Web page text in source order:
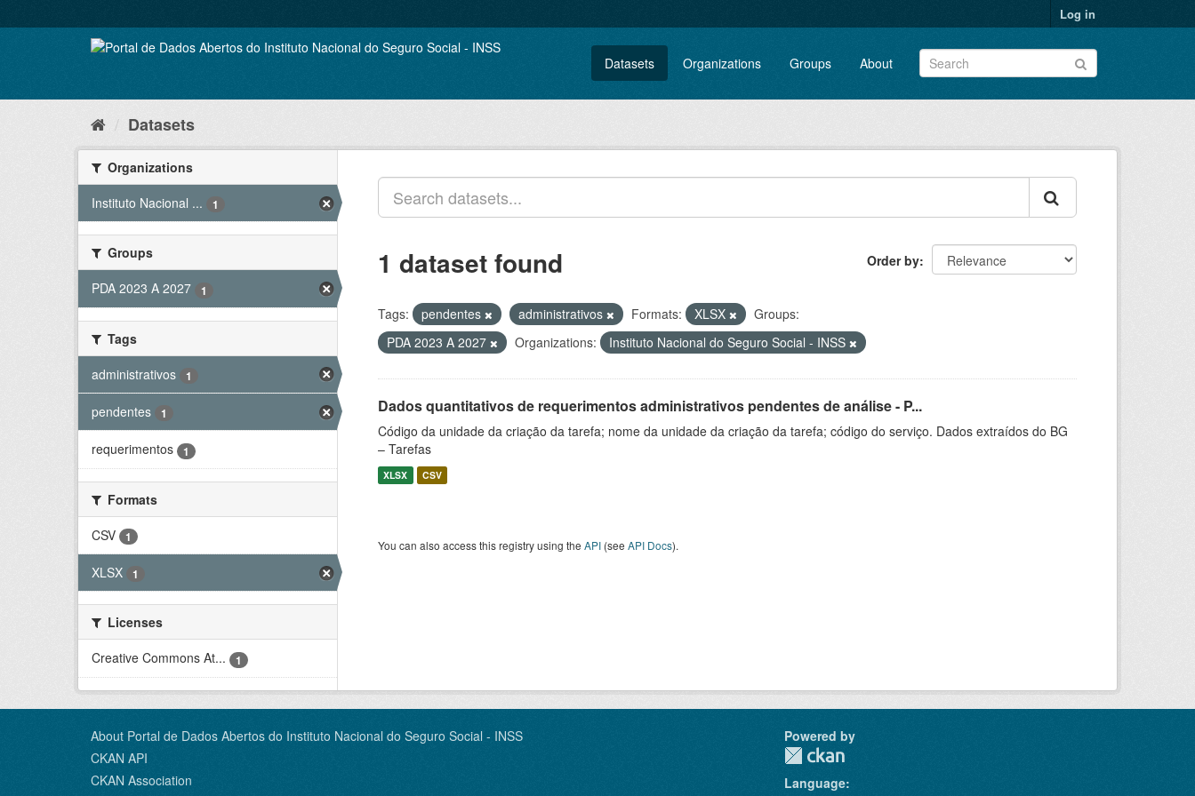
to
Log in
Datasets Organizations Groups About
Datasets
Organizations
Instituto Nacional ...
1
Groups
PDA 2023 A 2027
1
Tags
administrativos
1
pendentes 1
requerimentos 1
Formats
CSV
1
XLSX 1
Licenses
Creative Commons At...
1
Order by
1 dataset found
Tags: pendentes administrativos Formats: XLSX
Groups:
PDA 2023 A 2027
Organizations: Instituto Nacional do Seguro Social - INSS
Dados quantitativos de requerimentos administrativos pendentes de análise - P...
Código da unidade da criação da tarefa; nome da unidade da criação da tarefa; código do serviço. Dados extraídos do BG
– Tarefas
XLSX CSV
You can also access this registry using the API (see API Docs).
About Portal de Dados Abertos do Instituto Nacional do Seguro Social - INSS
CKAN API
CKAN Association
Powered by
Language